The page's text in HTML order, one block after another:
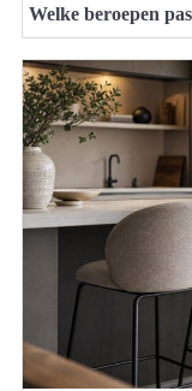
Welke beroepen